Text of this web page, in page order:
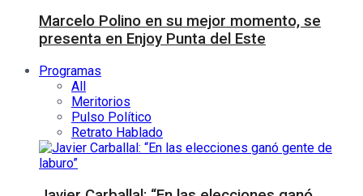
Marcelo Polino en su mejor momento, se
presenta en Enjoy Punta del Este
Programas
All
Meritorios
Pulso Político
Retrato Hablado